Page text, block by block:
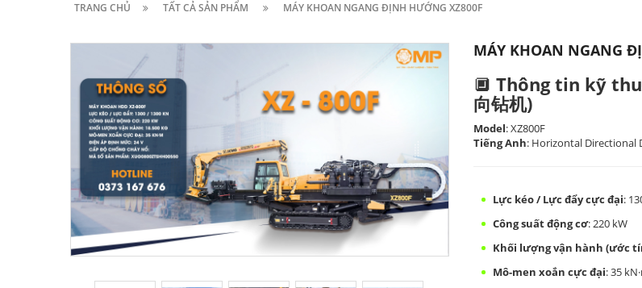
TRANG CHỦ TẤT CẢ SẢN PHẨM MÁY KHOAN NGANG ĐỊNH HƯỚNG XZ800F
MÁY KHOAN NGANG
🔲 Thông tin kỹ
向钻机)
Model: XZ800F
Tiếng Anh: Horizontal Directional
Lực kéo / Lực đẩy cực đại:
Công suất động cơ: 220 kW
Khối lượng vận hành (ước
Mô-men xoắn cực đại: 35